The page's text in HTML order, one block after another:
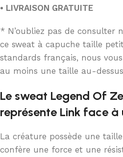
• LIVRAISON GRATUITE
* N’oubliez pas de consulter
ce sweat à capuche taille
standards français, nous
au moins une taille au-
Le sweat Legend Of
représente Link face
La créature possède une
confère une force et une